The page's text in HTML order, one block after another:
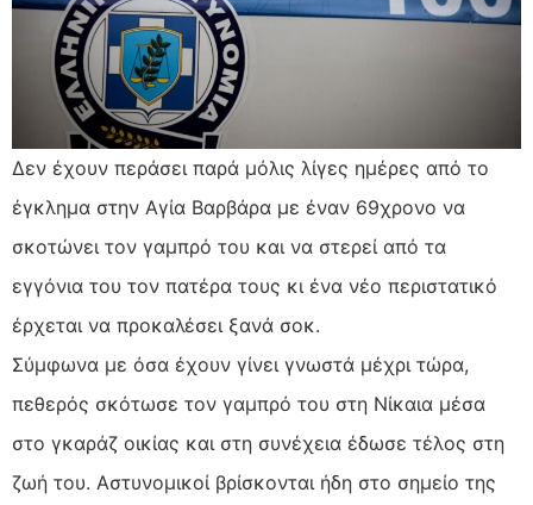
Δεν έχουν περάσει παρά μόλις λίγες ημέρες από το
έγκλημα στην Αγία Βαρβάρα με έναν 69χρονο να
σκοτώνει τον γαμπρό του και να στερεί από τα
εγγόνια του τον πατέρα τους κι ένα νέο περιστατικό
έρχεται να προκαλέσει ξανά σοκ.
Σύμφωνα με όσα έχουν γίνει γνωστά μέχρι τώρα,
πεθερός σκότωσε τον γαμπρό του στη Νίκαια μέσα
στο γκαράζ οικίας και στη συνέχεια έδωσε τέλος στη
ζωή του. Αστυνομικοί βρίσκονται ήδη στο σημείο της